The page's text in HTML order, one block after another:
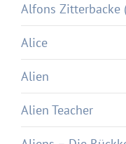
Alfons Zitterbacke
Alice
Alien
Alien Teacher